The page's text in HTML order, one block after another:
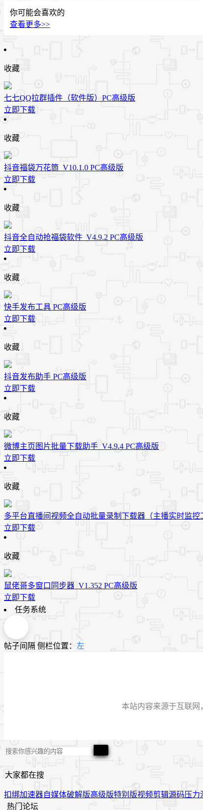
你可能会喜欢的
查看更多>>
收藏
七七QQ拉群插件（软件版）PC高级版
立即下载
收藏
抖音福袋万花筒_V10.1.0 PC高级版
立即下载
收藏
抖音全自动抢福袋软件_V4.9.2 PC高级版
立即下载
收藏
快手发布工具 PC高级版
立即下载
收藏
抖音发布助手 PC高级版
立即下载
收藏
微博主页图片批量下载助手_V4.9.4 PC高级版
立即下载
收藏
多平台直播间视频全自动批量录制下载器（​主播实时监控
立即下载
收藏
鼠佬哥多窗口同步器_V1.352 PC高级版
立即下载
任务系统
帖子间隔 侧栏位置： 左
本站内容来源于互联网
大家都在搜
扣绑加速器自媒体破解版高级版特别版视频剪辑源码压力
热门论坛